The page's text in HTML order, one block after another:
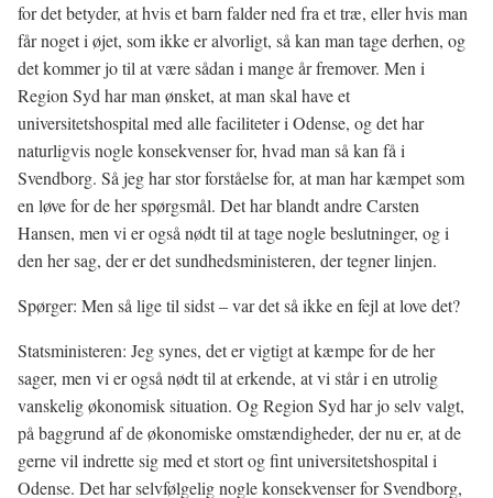
for det betyder, at hvis et barn falder ned fra et træ, eller hvis man
får noget i øjet, som ikke er alvorligt, så kan man tage derhen, og
det kommer jo til at være sådan i mange år fremover. Men i
Region Syd har man ønsket, at man skal have et
universitetshospital med alle faciliteter i Odense, og det har
naturligvis nogle konsekvenser for, hvad man så kan få i
Svendborg. Så jeg har stor forståelse for, at man har kæmpet som
en løve for de her spørgsmål. Det har blandt andre Carsten
Hansen, men vi er også nødt til at tage nogle beslutninger, og i
den her sag, der er det sundhedsministeren, der tegner linjen.
Spørger: Men så lige til sidst – var det så ikke en fejl at love det?
Statsministeren: Jeg synes, det er vigtigt at kæmpe for de her
sager, men vi er også nødt til at erkende, at vi står i en utrolig
vanskelig økonomisk situation. Og Region Syd har jo selv valgt,
på baggrund af de økonomiske omstændigheder, der nu er, at de
gerne vil indrette sig med et stort og fint universitetshospital i
Odense. Det har selvfølgelig nogle konsekvenser for Svendborg,